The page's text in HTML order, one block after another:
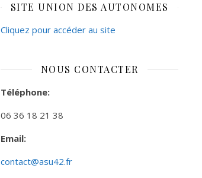
SITE UNION DES AUTONOMES
Cliquez pour accéder au site
NOUS CONTACTER
Téléphone:
06 36 18 21 38
Email:
contact@asu42.fr